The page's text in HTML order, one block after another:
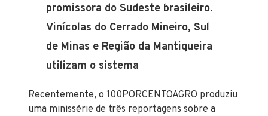
promissora do Sudeste brasileiro.
Vinícolas do Cerrado Mineiro, Sul
de Minas e Região da Mantiqueira
utilizam o sistema
Recentemente, o 100PORCENTOAGRO produziu
uma minissérie de três reportagens sobre a